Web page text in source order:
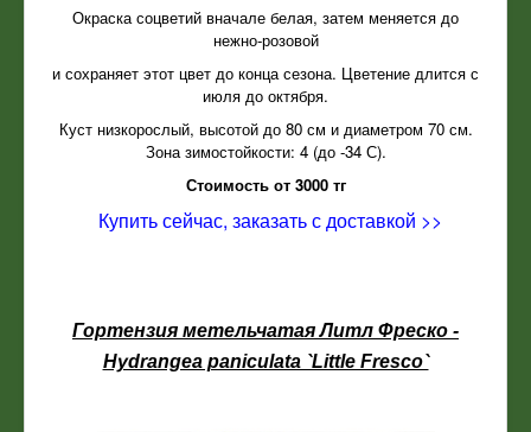
Окраска соцветий вначале белая, затем меняется до
нежно-розовой
и сохраняет этот цвет до конца сезона. Цветение длится с
июля до октября.
Куст низкорослый, высотой до 80 см и диаметром 70 см.
Зона зимостойкости: 4 (до -34 С).
Стоимость от 3000 тг
Купить сейчас, заказать с доставкой >>
Гортензия метельчатая Литл Фреско -
Hydrangea paniculata `Little Fresco`